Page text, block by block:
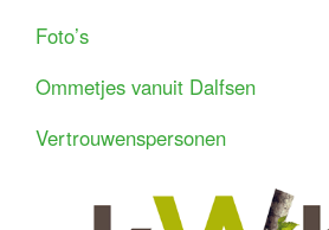
Foto’s
Ommetjes vanuit Dalfsen
Vertrouwenspersonen